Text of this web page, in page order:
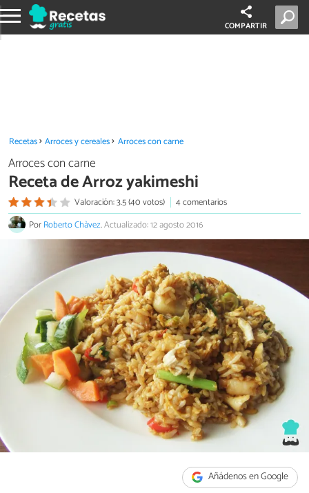
COMPARTIR
Recetas Arroces y cereales Arroces con carne
Arroces con carne
Receta de Arroz yakimeshi
Valoración: 3.5 (40 votos)
4 comentarios
PorRoberto Chàvez.Actualizado: 12 agosto 2016
Añádenos en Google